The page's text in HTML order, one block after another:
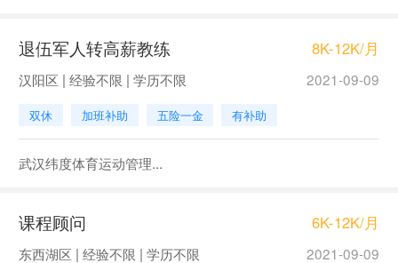
退伍军人转高薪教练 8K-12K/月
汉阳区 | 经验不限 | 学历不限 2021-09-09
双休 加班补助 五险一金 有补助
武汉纬度体育运动管理...
课程顾问 6K-12K/月
东西湖区 | 经验不限 | 学历不限 2021-09-09